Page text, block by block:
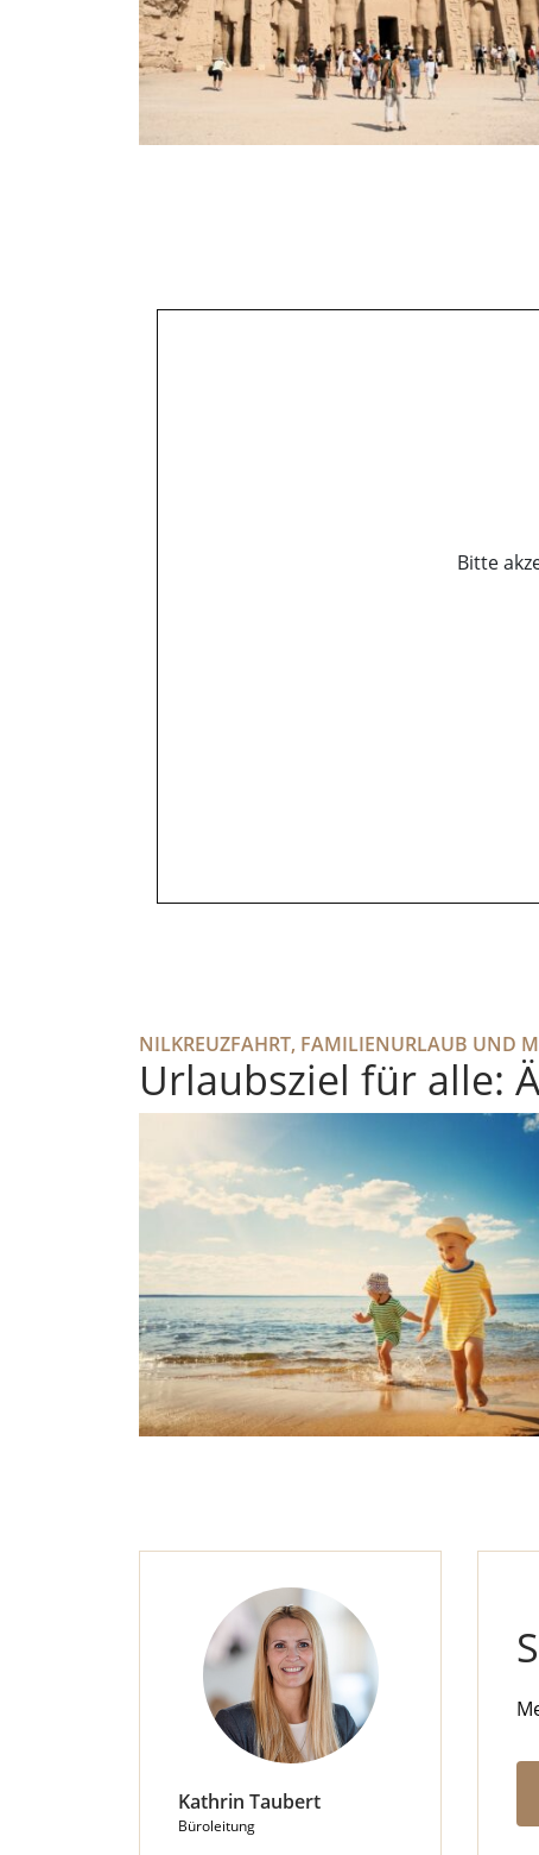
Bitte
NILKREUZFAHRT, FAMILIENURLAUB UND
Urlaubsziel für alle:
Kathrin Taubert
Büroleitung